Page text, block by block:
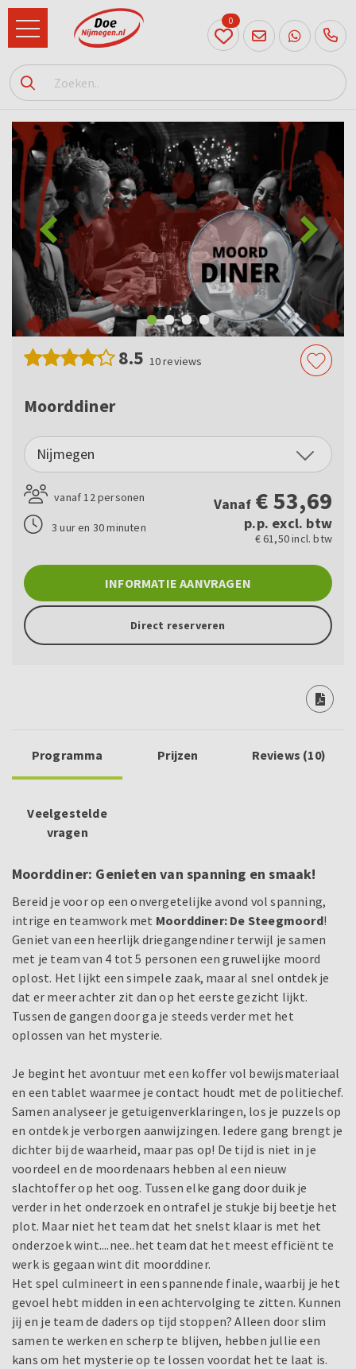
024
204
0
8.5 10reviews
Moorddiner
Nijmegen
vanaf 12 personen
3 uur en 30 minuten
Vanaf €53,69
p.p. excl. btw
€ 61,50 incl. btw
INFORMATIE AANVRAGEN
Direct reserveren
Programma Prijzen Reviews (10)
Veelgestelde
vragen
Moorddiner: Genieten van spanning en smaak!
Bereid je voor op een onvergetelijke avond vol spanning,
intrige en teamwork met Moorddiner: De Steegmoord!
Geniet van een heerlijk driegangendiner terwijl je samen
met je team van 4 tot 5 personen een gruwelijke moord
oplost. Het lijkt een simpele zaak, maar al snel ontdek je
dat er meer achter zit dan op het eerste gezicht lijkt.
Tussen de gangen door ga je steeds verder met het
oplossen van het mysterie.
Je begint het avontuur met een koffer vol bewijsmateriaal
en een tablet waarmee je contact houdt met de politiechef.
Samen analyseer je getuigenverklaringen, los je puzzels op
en ontdek je verborgen aanwijzingen. Iedere gang brengt je
dichter bij de waarheid, maar pas op! De tijd is niet in je
voordeel en de moordenaars hebben al een nieuw
slachtoffer op het oog. Tussen elke gang door duik je
verder in het onderzoek en ontrafel je stukje bij beetje het
plot. Maar niet het team dat het snelst klaar is met het
onderzoek wint....nee..het team dat het meest efficiënt te
werk is gegaan wint dit moorddiner.
Het spel culmineert in een spannende finale, waarbij je het
gevoel hebt midden in een achtervolging te zitten. Kunnen
jij en je team de daders op tijd stoppen? Alleen door slim
samen te werken en scherp te blijven, hebben jullie een
kans om het mysterie op te lossen voordat het te laat is.